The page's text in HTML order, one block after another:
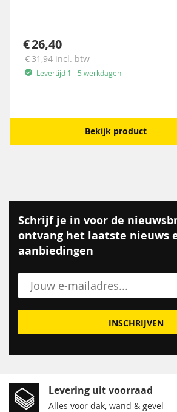
26,40
31,94 incl. btw
Levertijd 1 - 5 werkdagen
Bekijk product
Schrijf je in voor de
ontvang het laatste nieuws
aanbiedingen
INSCHRIJVEN
Levering uit voorraad
Alles voor dak, wand & gevel